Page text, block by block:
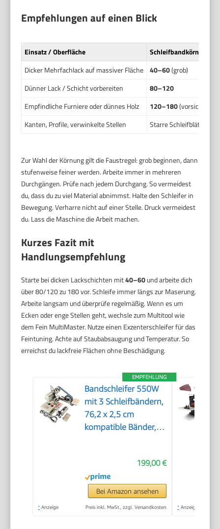
Empfehlungen auf einen Blick
Einsatz / Oberfläche
Schleifbandkörnung
Dicker Mehrfachlack auf massiver Fläche
40–60(grob)
Dünner Lack / Schicht vorbereiten
80–120
Empfindliche Furniere oder dünnes Holz
120–180(vorsichtig)
Kanten, Profile, verwinkelte Stellen
Starre Schleifblätter
Zur Wahl der Körnung gilt die Faustregel: grob beginnen, dann
stufenweise feiner werden. Arbeite immer in mehreren
Durchgängen. Prüfe nach jedem Durchgang. So vermeidest
du, dass du zu viel Material abnimmst. Halte den Schleifer in
Bewegung. Verharre nicht auf einer Stelle. Druck vermeidest
du. Lass die Maschine die Arbeit machen.
Kurzes Fazit mit
Handlungsempfehlung
Starte bei dicken Lackschichten mit40–60und arbeite dich
über 80/120 zu 180 vor. Schleife immer längs zur Maserung.
Arbeite langsam und überprüfe regelmäßig. Wenn es um
Ecken oder enge Stellen geht, wechsle zum Multitool wie
dem Fein MultiMaster. Nutze einen Exzenterschleifer für das
Feintuning. Achte auf Staubabsaugung und Temperatur. So
erreichst du lackfreie Flächen ohne Beschädigung.
EMPFEHLUNG
Bandschleifer 550W
mit 3 Schleifbändern,
76,2 x 2,5 cm
kompatible Bänder,
Schleifmaschine,
Modell JLD10-8
199,00 €
Bei Amazon ansehen
* Anzeige Preis inkl. MwSt., zzgl. Versandkosten * Anzeige